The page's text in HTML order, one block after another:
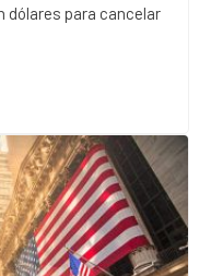
dólares para cancelar